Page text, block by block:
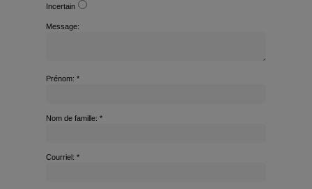
Incertain
Message:
Prénom: *
Nom de famille: *
Courriel: *